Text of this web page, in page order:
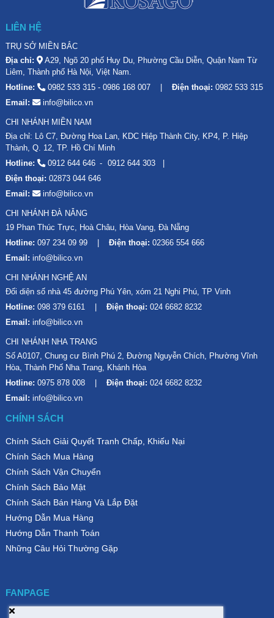
LIÊN HỆ
TRỤ SỞ MIỀN BẮC
Địa chỉ:
A29, Ngõ 20 phố Huy Du, Phường Cầu Diễn, Quận Nam Từ
Liêm, Thành phố Hà Nội, Việt Nam.
Hotline:
0982 533 315 - 0986 168 007 Điện thoại: 0982 533 315
Email:
info@bilico.vn
CHI NHÁNH MIỀN NAM
Địa chỉ: Lô C7, Đường Hoa Lan, KDC Hiệp Thành City, KP4, P. Hiệp
Thành, Q. 12, TP. Hồ Chí Minh
Hotline:
0912 644 646
0912 644 303
Điện thoại: 02873 044 646
Email:
info@bilico.vn
CHI NHÁNH ĐÀ NẴNG
19 Phan Thúc Trực, Hoà Châu, Hòa Vang, Đà Nẵng
Hotline: 097 234 09 99 Điện thoại: 02366 554 666
Email: info@bilico.vn
CHI NHÁNH NGHỆ AN
Đối diện số nhà 45 đường Phú Yên, xóm 21 Nghi Phú, TP Vinh
Hotline: 098 379 6161 Điện thoại: 024 6682 8232
Email: info@bilico.vn
CHI NHÁNH NHA TRANG
Số A0107, Chung cư Bình Phú 2, Đường Nguyễn Chích, Phường Vĩnh
Hòa, Thành Phố Nha Trang, Khánh Hòa
Hotline: 0975 878 008 Điện thoại: 024 6682 8232
Email: info@bilico.vn
CHÍNH SÁCH
Chính Sách Giải Quyết Tranh Chấp, Khiếu Nại
Chính Sách Mua Hàng
Chính Sách Vận Chuyển
Chính Sách Bảo Mật
Chính Sách Bán Hàng Và Lắp Đặt
Hướng Dẫn Mua Hàng
Hướng Dẫn Thanh Toán
Những Câu Hỏi Thường Gặp
FANPAGE